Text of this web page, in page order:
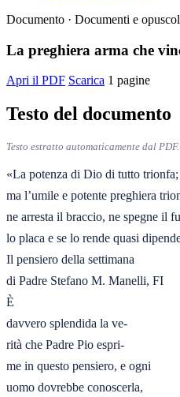
Documento · Documenti e
La preghiera arma che
Apri il PDF Scarica 1 pagine
Testo del documento
Testo estratto automaticamente dal PDF.
«La potenza di Dio di tutto trionfa;
ma l’umile e potente preghiera
ne arresta il braccio, ne spegne il
lo placa e se lo rende quasi
Il pensiero della settimana
di Padre Stefano M. Manelli, FI
È
davvero splendida la ve-
rità che Padre Pio espri-
me in questo pensiero, e ogni
uomo dovrebbe conoscerla,